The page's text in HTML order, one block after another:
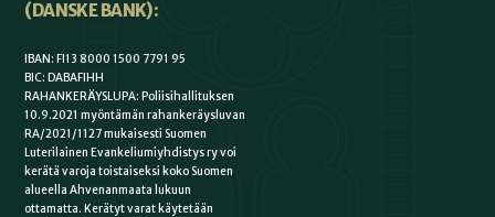
(DANSKE BANK):
IBAN: FI13 8000 1500 7791 95
BIC: DABAFIHH
RAHANKERÄYSLUPA: Poliisihallituksen
10.9.2021 myöntämän rahankeräysluvan
RA/2021/1127 mukaisesti Suomen
Luterilainen Evankeliumiyhdistys ry voi
kerätä varoja toistaiseksi koko Suomen
alueella Ahvenanmaata lukuun
ottamatta. Kerätyt varat käytetään